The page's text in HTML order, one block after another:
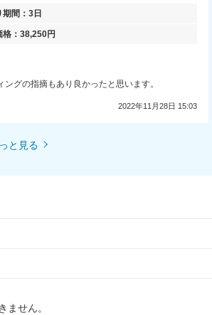
間： 3日
： 38,250円
グの指摘もあり良かったと思います。
2022年11月28日 15:03
と見る
ません。